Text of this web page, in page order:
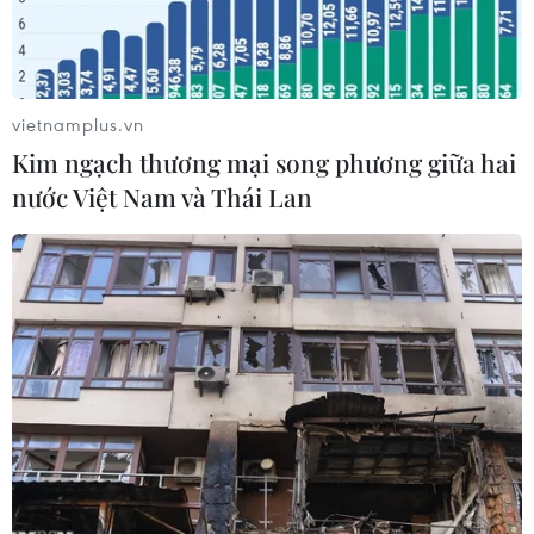
Sơ tán các em học sinh khỏi một trường học sau khi ngôi trường
này bị phiến quân tấn công ở Aleppo ngày 20/11. (Nguồn:
AFP/TTXVN)
Hãng thông tấn SANA của Syria đưa tin quân
đội nước này ngày 22/11 đã tiếp tục yêu cầu
phiến quân rút khỏi phía Đông Aleppo, cũng
như cho phép dân thường sơ tán khỏi khu vực
vietnamplus.vn
Kim ngạch thương mại song phương giữa hai
nước Việt Nam và Thái Lan